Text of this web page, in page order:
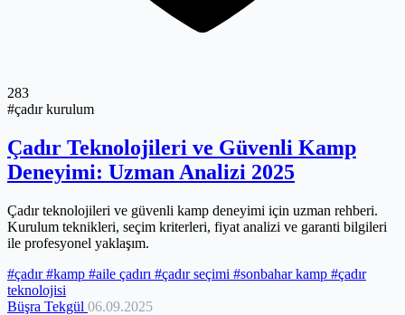
283
#çadır kurulum
Çadır Teknolojileri ve Güvenli Kamp
Deneyimi: Uzman Analizi 2025
Çadır teknolojileri ve güvenli kamp deneyimi için uzman rehberi.
Kurulum teknikleri, seçim kriterleri, fiyat analizi ve garanti bilgileri
ile profesyonel yaklaşım.
#çadır#kamp #aile çadırı #çadır seçimi #sonbahar kamp #çadır
teknolojisi
Büşra Tekgül 06.09.2025